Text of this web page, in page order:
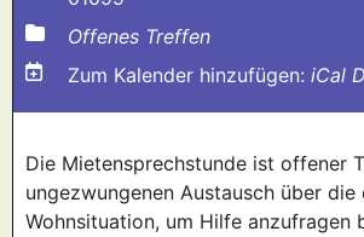
Offenes Treffen
Zum Kalender hinzufügen: iCal
Die Mietensprechstunde ist offener
ungezwungenen Austausch über die
Wohnsituation, um Hilfe anzufragen